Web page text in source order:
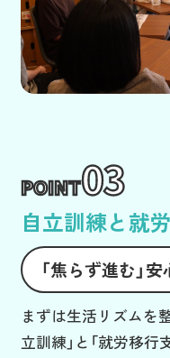
POINT03
自立訓練と就
「焦らず進む」
まずは生活リズムを
立訓練」と「就労移